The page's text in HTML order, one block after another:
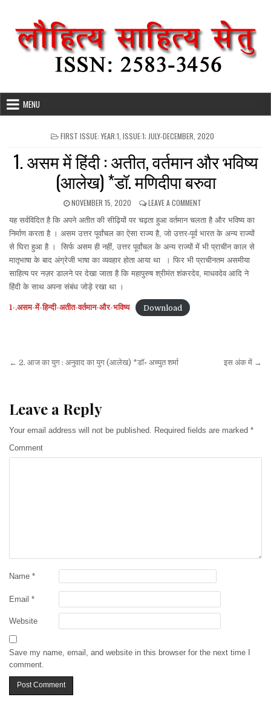
content
MENU
POSTED
IN
FIRST ISSUE: YEAR:1, ISSUE:1; JULY-DECEMBER, 2020
1. असम में हिंदी : अतीत, वर्तमान और भविष्य
(आलेख) *डॉ. मणिदीपा बरुवा
PUBLISHED
NOVEMBER 15, 2020 LEAVE A COMMENT
असम
में
हिंदी
अतीत,
वर्तमान
यह सर्वविदित है कि अपने अतीत की सीढ़ियों पर चढ़ता हुआ वर्तमान चलता है और भविष्य का
निर्माण करता है । असम उत्तर पूर्वांचल का ऐसा राज्य है, जो उत्तर-पूर्व भारत के अन्य राज्यों
से घिरा हुआ है । सिर्फ असम ही नहीं, उत्तर पूर्वांचल के अन्य राज्यों में भी प्राचीन काल से
मातृभाषा के बाद अंग्रेजी भाषा का व्यवहार होता आया था । फिर भी प्राचीनतम असमीया
साहित्य पर नज़र डालने पर देखा जाता है कि महापुरुष श्रीमंत शंकरदेव, माधवदेव आदि ने
हिंदी के साथ अपना संबंध जोड़े रखा था ।
1-.असम-में-हिन्दी-अतीत-वर्तमान-और-भविष्य Download
Post
← 2. आज का युग : अनुवाद का युग (आलेख) *डॉ॰ अच्युत शर्मा इस अंक में →
Leave a Reply
Your email address will not be published. Required fields are marked *
Comment
Name *
Email *
Website
Save my name, email, and website in this browser for the next time I
comment.